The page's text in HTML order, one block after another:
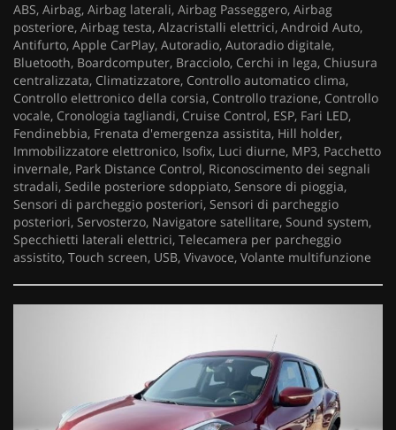
ABS, Airbag, Airbag laterali, Airbag Passeggero, Airbag
posteriore, Airbag testa, Alzacristalli elettrici, Android Auto,
Antifurto, Apple CarPlay, Autoradio, Autoradio digitale,
Bluetooth, Boardcomputer, Bracciolo, Cerchi in lega, Chiusura
centralizzata, Climatizzatore, Controllo automatico clima,
Controllo elettronico della corsia, Controllo trazione, Controllo
vocale, Cronologia tagliandi, Cruise Control, ESP, Fari LED,
Fendinebbia, Frenata d'emergenza assistita, Hill holder,
Immobilizzatore elettronico, Isofix, Luci diurne, MP3, Pacchetto
invernale, Park Distance Control, Riconoscimento dei segnali
stradali, Sedile posteriore sdoppiato, Sensore di pioggia,
Sensori di parcheggio posteriori, Sensori di parcheggio
posteriori, Servosterzo, Navigatore satellitare, Sound system,
Specchietti laterali elettrici, Telecamera per parcheggio
assistito, Touch screen, USB, Vivavoce, Volante multifunzione